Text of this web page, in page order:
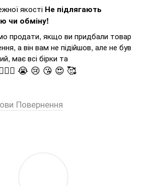
якості Не підлягають
чи обміну!
продати, якщо ви придбали товар
а він вам не підійшов, але не був
має всі бірки та
😭 😢 😘 😍 🥰
Повернення